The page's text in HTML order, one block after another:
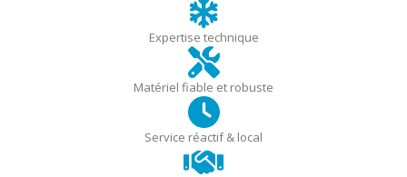
Expertise technique
Matériel fiable et robuste
Service réactif & local